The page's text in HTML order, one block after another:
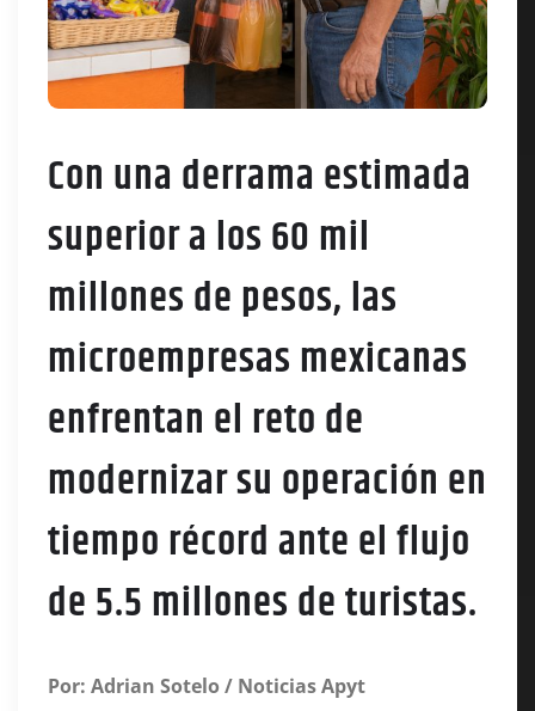
Con una derrama estimada
superior a los 60 mil
millones de pesos, las
microempresas mexicanas
enfrentan el reto de
modernizar su operación en
tiempo récord ante el flujo
de 5.5 millones de turistas.
Por: Adrian Sotelo / Noticias Apyt